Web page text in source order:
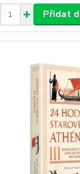
Přidat